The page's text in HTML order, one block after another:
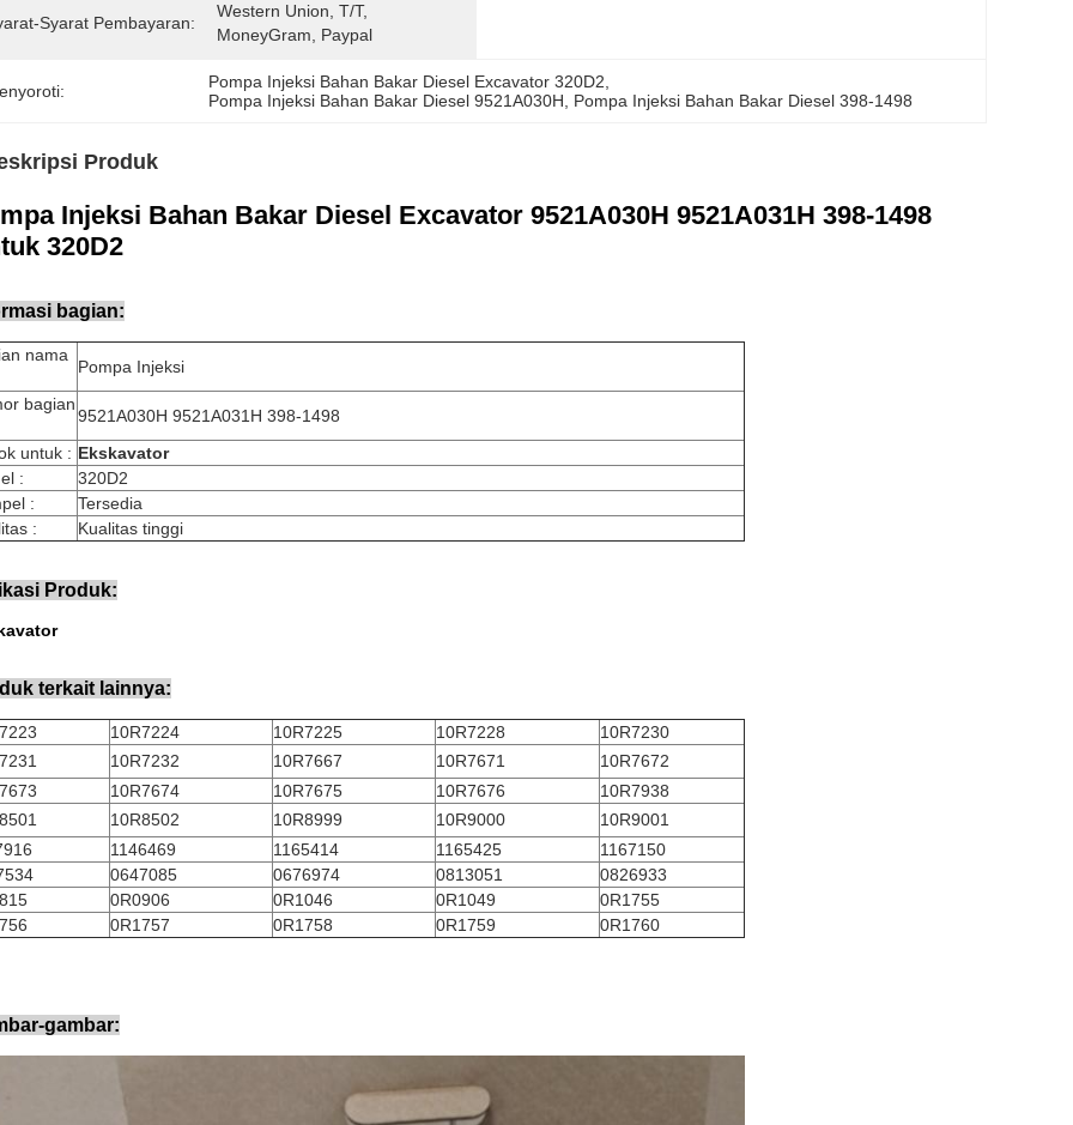
Syarat Pembayaran:
Western Union, T/T,
MoneyGram, Paypal
Pompa Injeksi Bahan Bakar Diesel Excavator 320D2
Pompa Injeksi Bahan Bakar Diesel 9521A030H
Pompa Injeksi Bahan Bakar Diesel 398-1498
Produk
Injeksi Bahan Bakar Diesel Excavator 9521A030H 9521A031H 398-1498
320D2
bagian:
nama
Pompa Injeksi
bagian
9521A030H 9521A031H 398-1498
untuk : Ekskavator
:
320D2
:
Tersedia
:
Kualitas tinggi
Produk:
terkait lainnya:
10R7224 10R7225 10R7228
10R7230
10R7232 10R7667 10R7671
10R7672
10R7674 10R7675 10R7676
10R7938
10R8502 10R8999 10R9000
10R9001
1146469 1165414 1165425
1167150
0647085 0676974 0813051
0826933
0R0906 0R1046 0R1049
0R1755
0R1757 0R1758 0R1759 0R1760
gambar: